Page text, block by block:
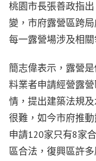
桃園市長張善政指
變，市府露營區跨
每一露營場涉及相
簡志偉表示，露營
料業者申請經營露
情，提出建築法規
很難，如今市府推
申請120家只有8家
區合法，復興區許